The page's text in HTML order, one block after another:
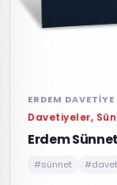
ERDEM DAVETIYE
Davetiyeler,
Erdem
#sünnet